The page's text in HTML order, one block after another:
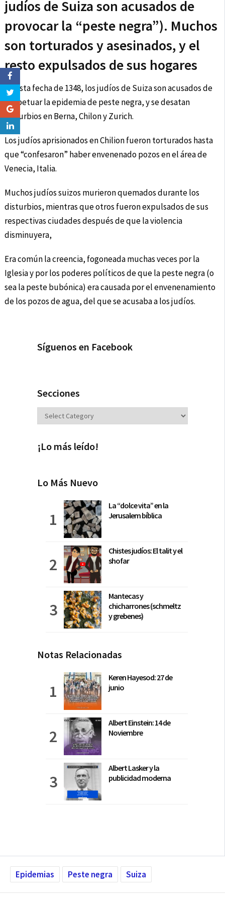
judíos de Suiza son acusados de
provocar la “peste negra”). Muchos
son torturados y asesinados, y el
resto expulsados de sus hogares
En esta fecha de 1348, los judíos de Suiza son acusados de
perpetuar la epidemia de peste negra, y se desatan
disturbios en Berna, Chilon y Zurich.
Los judíos aprisionados en Chilion fueron torturados hasta
que “confesaron” haber envenenado pozos en el área de
Venecia, Italia.
Muchos judíos suizos murieron quemados durante los
disturbios, mientras que otros fueron expulsados de sus
respectivas ciudades después de que la violencia
disminuyera,
Era común la creencia, fogoneada muchas veces por la
Iglesia y por los poderes políticos de que la peste negra (o
sea la peste bubónica) era causada por el envenenamiento
de los pozos de agua, del que se acusaba a los judíos.
Síguenos en Facebook
Secciones
Secciones
¡Lo más leído!
Lo Más Nuevo
La “dolce vita” en la
Jerusalem bíblica
Chistes judíos: El talit y el
shofar
Mantecas y
chicharrones (schmeltz
y grebenes)
Notas Relacionadas
Keren Hayesod: 27 de
junio
Albert Einstein: 14 de
Noviembre
Albert Lasker y la
publicidad moderna
Epidemias Peste negra Suiza